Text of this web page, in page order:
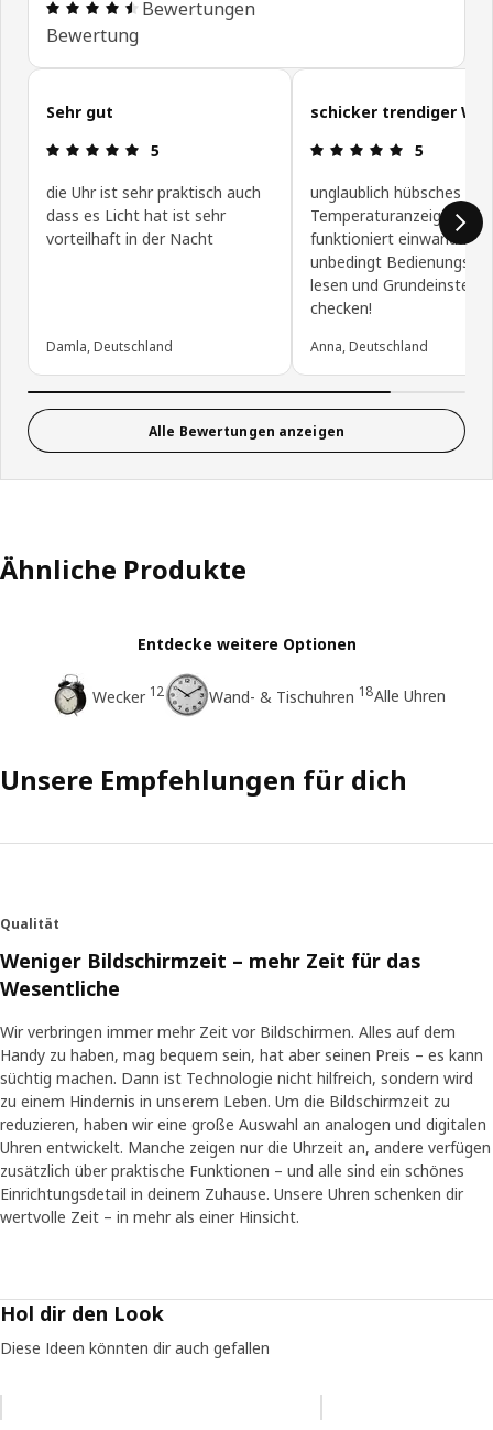
Bewertung: 4.5 von 5 Sterne Alle Bewertungen:
Bewertung
Bewertungen
Kundenbewertungen überspringen
Sehr gut
Bewertung: 5 von 5 Sterne
5
die Uhr ist sehr praktisch auch
dass es Licht hat ist sehr
vorteilhaft in der Nacht
Damla, Deutschland
schicker trendiger
5
unglaublich hübsches
Temperaturanzeige
funktioniert einwandfrei
unbedingt
lesen und
checken!
Anna, Deutschland
Alle Bewertungen anzeigen
Ähnliche Produkte
Entdecke weitere Optionen
Wecker 12 Wand- & Tischuhren 18Alle Uhren
Unsere Empfehlungen für dich
Qualität
Weniger Bildschirmzeit – mehr Zeit für das
Wesentliche
Wir verbringen immer mehr Zeit vor Bildschirmen. Alles auf dem
Handy zu haben, mag bequem sein, hat aber seinen Preis – es kann
süchtig machen. Dann ist Technologie nicht hilfreich, sondern wird
zu einem Hindernis in unserem Leben. Um die Bildschirmzeit zu
reduzieren, haben wir eine große Auswahl an analogen und digitalen
Uhren entwickelt. Manche zeigen nur die Uhrzeit an, andere verfügen
zusätzlich über praktische Funktionen – und alle sind ein schönes
Einrichtungsdetail in deinem Zuhause. Unsere Uhren schenken dir
wertvolle Zeit – in mehr als einer Hinsicht.
Hol dir den Look
Diese Ideen könnten dir auch gefallen